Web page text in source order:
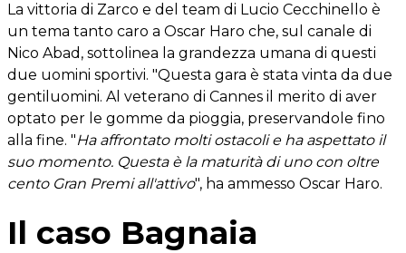
La vittoria di Zarco e del team di Lucio Cecchinello è
un tema tanto caro a Oscar Haro che, sul canale di
Nico Abad, sottolinea la grandezza umana di questi
due uomini sportivi. "Questa gara è stata vinta da due
gentiluomini. Al veterano di Cannes il merito di aver
optato per le gomme da pioggia, preservandole fino
alla fine. "Ha affrontato molti ostacoli e ha aspettato il
suo momento. Questa è la maturità di uno con oltre
cento Gran Premi all'attivo", ha ammesso Oscar Haro.
Il caso Bagnaia